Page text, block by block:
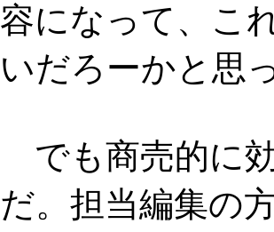
容になって、こ
いだろーかと思
でも商売的に
だ。担当編集の